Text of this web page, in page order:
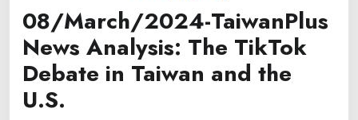
08/March/2024-TaiwanPlus
News Analysis: The TikTok
Debate in Taiwan and the
U.S.